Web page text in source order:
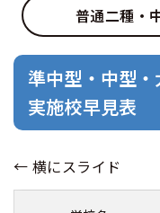
中型車
大型車
大特
特集ページ一覧
格安シーズン料金
出発地別おすすめ校
360度パノラマ教習
合宿免許選びのアド
合宿免許の入校まで
合宿免許での免許取
運転免許別モデルス
合宿免許で最短合格
高校生は運転免許を
免許取消・失効によ
冬・雪国の合宿免許
会社情報・代表メッ
会社概要
会社沿革・歴史
登録商標
お気に入りの教習所
運転者適性診断
普通二種・
準中型・中型
実施校早見表